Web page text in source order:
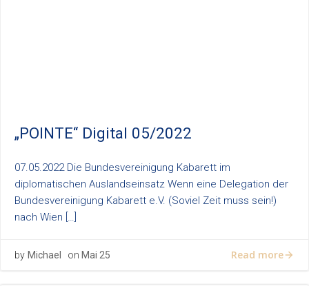
„POINTE“ Digital 05/2022
07.05.2022 Die Bundesvereinigung Kabarett im
diplomatischen Auslandseinsatz Wenn eine Delegation der
Bundesvereinigung Kabarett e.V. (Soviel Zeit muss sein!)
nach Wien […]
by Michael on Mai 25 Read more